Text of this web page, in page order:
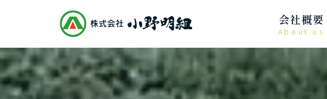
会社概要
About us